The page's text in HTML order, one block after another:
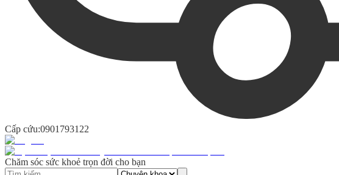
Cấp cứu:0901793122
Chăm sóc sức khoẻ trọn đời cho bạn